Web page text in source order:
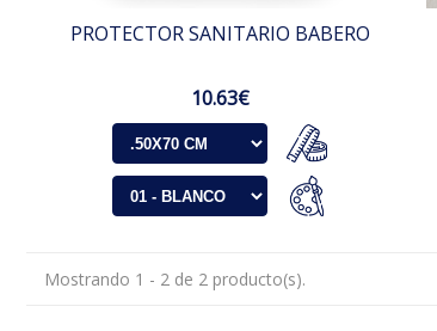
PROTECTOR SANITARIO BABERO
10.63€
Mostrando 1 - 2 de 2 producto(s).